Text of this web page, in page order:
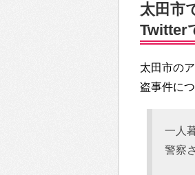
太田市
Twitter
太田市の
盗事件に
一人
警察